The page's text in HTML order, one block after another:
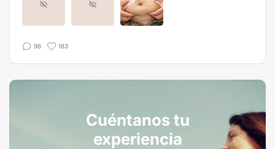
96 183
Cuéntanos tu
experiencia